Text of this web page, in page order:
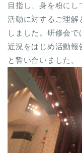
目指し、身を粉に
活動に対するご理解
しました。研修会
近況をはじめ活動報
と誓い合いました。